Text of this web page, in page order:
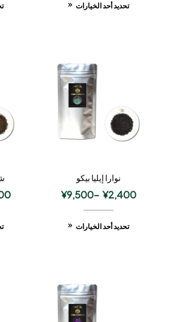
تحديد أحد الخيارات
نوارا إيليا بيكو
¥2,400
–
¥9,500
تحديد أحد الخيارات